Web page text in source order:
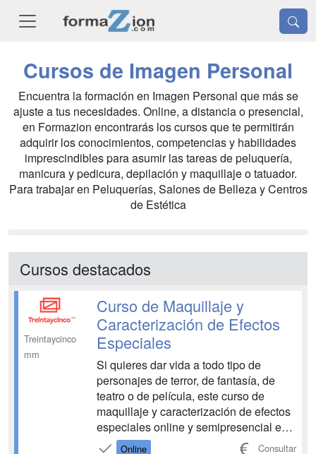
Cursos de Imagen Personal
Encuentra la formación en Imagen Personal que más se
ajuste a tus necesidades. Online, a distancia o presencial,
en Formazion encontrarás los cursos que te permitirán
adquirir los conocimientos, competencias y habilidades
imprescindibles para asumir las tareas de peluquería,
manicura y pedicura, depilación y maquillaje o tatuador.
Para trabajar en Peluquerías, Salones de Belleza y Centros
de Estética
Cursos destacados
Treintaycinco
mm
Curso de Maquillaje y
Caracterización de Efectos
Especiales
Si quieres dar vida a todo tipo de
personajes de terror, de fantasía, de
teatro o de película, este curso de
maquillaje y caracterización de efectos
especiales online y semipresencial es
para ti. Coge las brochas por el mangoOnline Consultar